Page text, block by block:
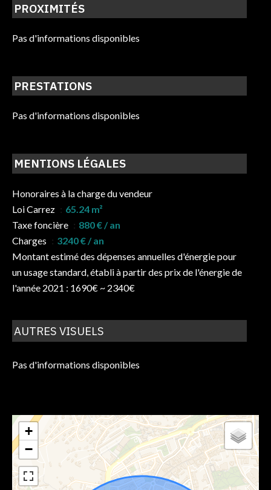
PROXIMITÉS
Pas d'informations disponibles
PRESTATIONS
Pas d'informations disponibles
MENTIONS LÉGALES
Honoraires à la charge du vendeur
Loi Carrez
65.24 m²
Taxe foncière
880 € / an
Charges
3240 € / an
Montant estimé des dépenses annuelles d'énergie pour
un usage standard, établi à partir des prix de l'énergie de
l'année 2021 : 1690€ ~ 2340€
AUTRES VISUELS
Pas d'informations disponibles
+
−